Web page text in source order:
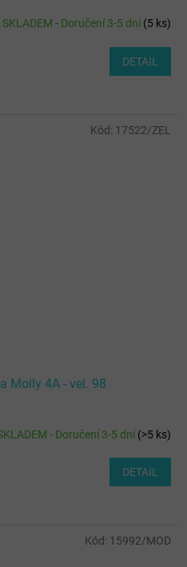
SKLADEM - Doručení 3-5 dní(5 ks)
DETAIL
Molly 4A - vel. 98
- Doručení 3-5 dní(>5 ks)
DETAIL
Kód: 17522/ZEL
Kód: 15992/MOD